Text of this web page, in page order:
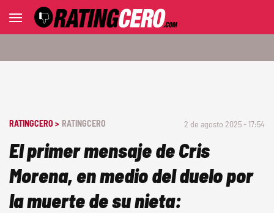
RATINGCERO > RATINGCERO 2 de agosto 2025 - 17:54
El primer mensaje de Cris
Morena, en medio del duelo por
la muerte de su nieta: